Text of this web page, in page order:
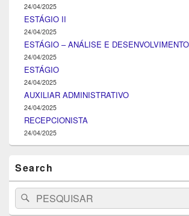
24/04/2025
ESTÁGIO II
24/04/2025
ESTÁGIO – ANÁLISE E
24/04/2025
ESTÁGIO
24/04/2025
AUXILIAR ADMINISTRATIVO
24/04/2025
RECEPCIONISTA
24/04/2025
Search
Search
for:
Pesquisar